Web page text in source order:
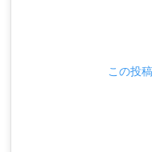
この投